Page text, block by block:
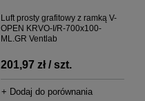
Luft prosty grafitowy z ramką V-
OPEN KRVO-I/R-700x100-
ML.GR Ventlab
201,97 zł / szt.
+ Dodaj do porównania